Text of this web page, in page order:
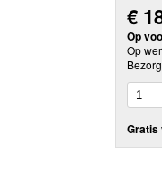
€
Op
Op
Gratis